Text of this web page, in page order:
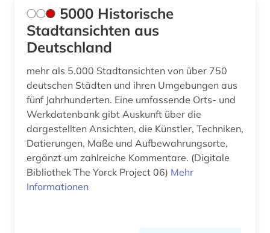
bauvergabe freisportanlage außenanlage
grünanlage sportstätte (1)
baukunst (1)
baumangel (1)
baumaschine (2)
baumaschinen (1)
5000 Historische
Stadtansichten aus
Deutschland
mehr als 5.000 Stadtansichten von über 750
deutschen Städten und ihren Umgebungen aus
fünf Jahrhunderten. Eine umfassende Orts- und
Werkdatenbank gibt Auskunft über die
dargestellten Ansichten, die Künstler, Techniken,
Datierungen, Maße und Aufbewahrungsorte,
ergänzt um zahlreiche Kommentare. (Digitale
Bibliothek The Yorck Project 06) Mehr
Informationen